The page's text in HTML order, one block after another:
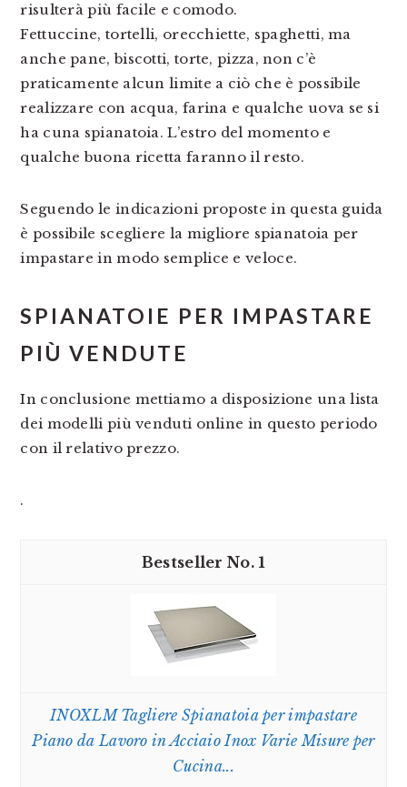
risulterà più facile e comodo.
Fettuccine, tortelli, orecchiette, spaghetti, ma
anche pane, biscotti, torte, pizza, non c’è
praticamente alcun limite a ciò che è possibile
realizzare con acqua, farina e qualche uova se si
ha cuna spianatoia. L’estro del momento e
qualche buona ricetta faranno il resto.
Seguendo le indicazioni proposte in questa guida
è possibile scegliere la migliore spianatoia per
impastare in modo semplice e veloce.
SPIANATOIE PER IMPASTARE
PIÙ VENDUTE
In conclusione mettiamo a disposizione una lista
dei modelli più venduti online in questo periodo
con il relativo prezzo.
.
1
INOXLM Tagliere Spianatoia per impastare
Piano da Lavoro in Acciaio Inox Varie Misure per
Cucina...